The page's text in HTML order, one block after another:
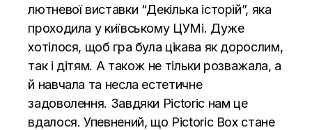
лютневої виставки “Декілька історій”, яка
проходила у київському ЦУМі. Дуже
хотілося, щоб гра була цікава як дорослим,
так і дітям. А також не тільки розважала, а
й навчала та несла естетичне
задоволення. Завдяки Pictoric нам це
вдалося. Упевнений, що Pictoric Box стане